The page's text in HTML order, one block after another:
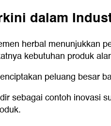
dalam
herbal menunjukkan
kebutuhan produk
peluang besar
sebagai contoh inovasi